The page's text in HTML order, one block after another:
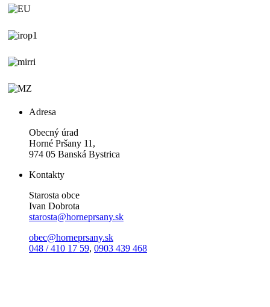
Adresa
Obecný úrad
Horné Pršany 11,
974 05 Banská Bystrica
Kontakty
Starosta obce
Ivan Dobrota
starosta@horneprsany.sk
obec@horneprsany.sk
048 / 410 17 59, 0903 439 468